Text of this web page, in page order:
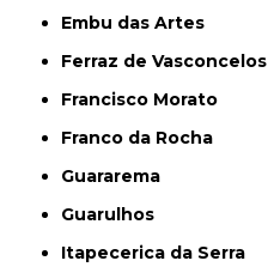
Embu das Artes
Ferraz de Vasconcelos
Francisco Morato
Franco da Rocha
Guararema
Guarulhos
Itapecerica da Serra